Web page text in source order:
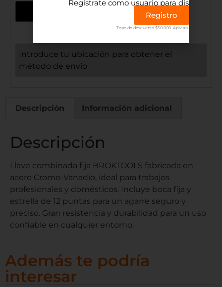
Introduce tu ubicación para obtener el
método de envío
Descripción Información adicional
Descripción
Llave combinada fija BROKTOOLS fabricada en
acero Cromo-Vanadio, ideal para trabajos
profesionales y domésticos. Incluye boca fija y
estrella de 12 puntas para un agarre seguro y
preciso. Gran resistencia y durabilidad para un uso
confiable en cualquier entorno.
Además te podría
interesar
Registrate como usuario para disfrutar el
Registro
Tope de descuento $50.000. Aplican terminos.